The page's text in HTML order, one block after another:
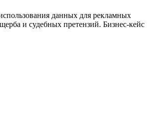
данных для рекламных
и судебных претензий. Бизнес-кейс